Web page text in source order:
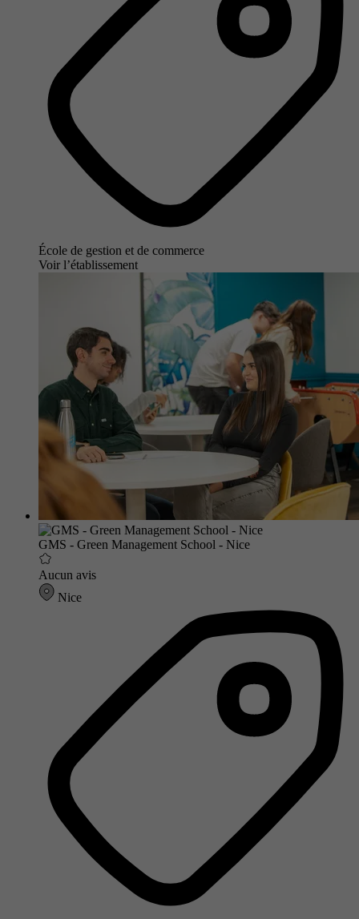
École de gestion et de commerce
Voir l’établissement
GMS - Green Management School - Nice
Aucun avis
Nice